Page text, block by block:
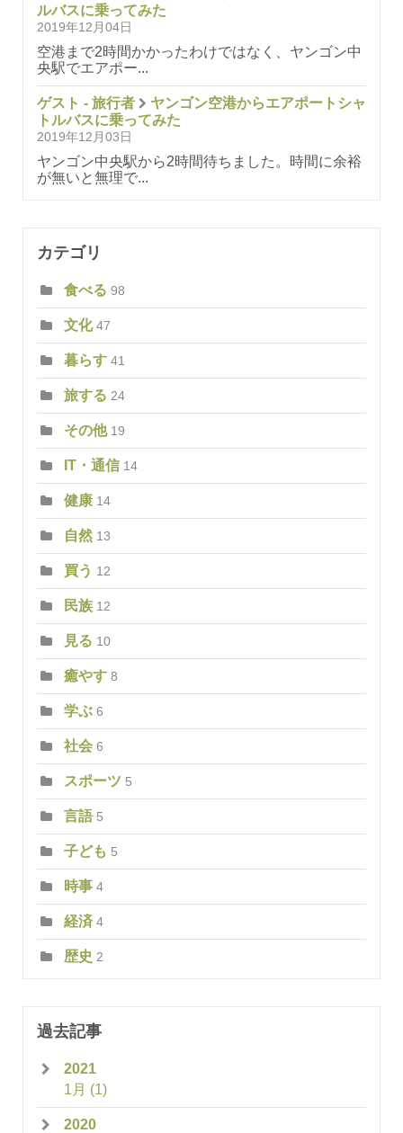
ルバスに乗ってみた
2019年12月04日
空港まで2時間かかったわけではなく、ヤンゴン中
央駅でエアポー...
ゲスト - 旅行者
ヤンゴン空港からエアポートシャ
トルバスに乗ってみた
2019年12月03日
ヤンゴン中央駅から2時間待ちました。時間に余裕
が無いと無理で...
カテゴリ
食べる 98
文化 47
暮らす 41
旅する 24
その他 19
IT・通信 14
健康 14
自然 13
買う 12
民族 12
見る 10
癒やす 8
学ぶ 6
社会 6
スポーツ 5
言語 5
子ども 5
時事 4
経済 4
歴史 2
過去記事
2021
1月 (1)
2020